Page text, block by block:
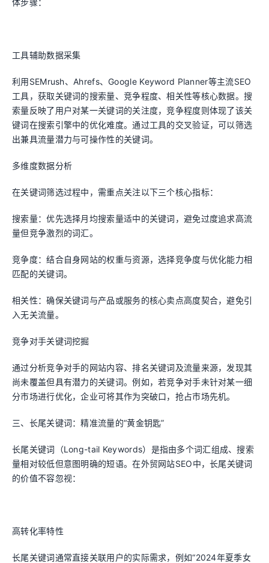
体步骤：
工具辅助数据采集
利用SEMrush、Ahrefs、Google Keyword Planner等主流SEO
工具，获取关键词的搜索量、竞争程度、相关性等核心数据。搜
索量反映了用户对某一关键词的关注度，竞争程度则体现了该关
键词在搜索引擎中的优化难度。通过工具的交叉验证，可以筛选
出兼具流量潜力与可操作性的关键词。
多维度数据分析
在关键词筛选过程中，需重点关注以下三个核心指标：
搜索量：优先选择月均搜索量适中的关键词，避免过度追求高流
量但竞争激烈的词汇。
竞争度：结合自身网站的权重与资源，选择竞争度与优化能力相
匹配的关键词。
相关性：确保关键词与产品或服务的核心卖点高度契合，避免引
入无关流量。
竞争对手关键词挖掘
通过分析竞争对手的网站内容、排名关键词及流量来源，发现其
尚未覆盖但具有潜力的关键词。例如，若竞争对手未针对某一细
分市场进行优化，企业可将其作为突破口，抢占市场先机。
三、长尾关键词：精准流量的“黄金钥匙”
长尾关键词（Long-tail Keywords）是指由多个词汇组成、搜索
量相对较低但意图明确的短语。在外贸网站SEO中，长尾关键词
的价值不容忽视：
高转化率特性
长尾关键词通常直接关联用户的实际需求，例如“2024年夏季女